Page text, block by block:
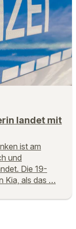
landet mit
ist am
und
Die 19-
Kia, als das …